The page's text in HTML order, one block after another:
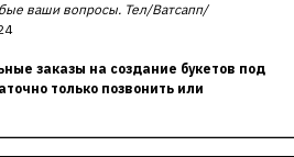
ваши вопросы. Тел/Ватсапп/
заказы на создание букетов под
только позвонить или